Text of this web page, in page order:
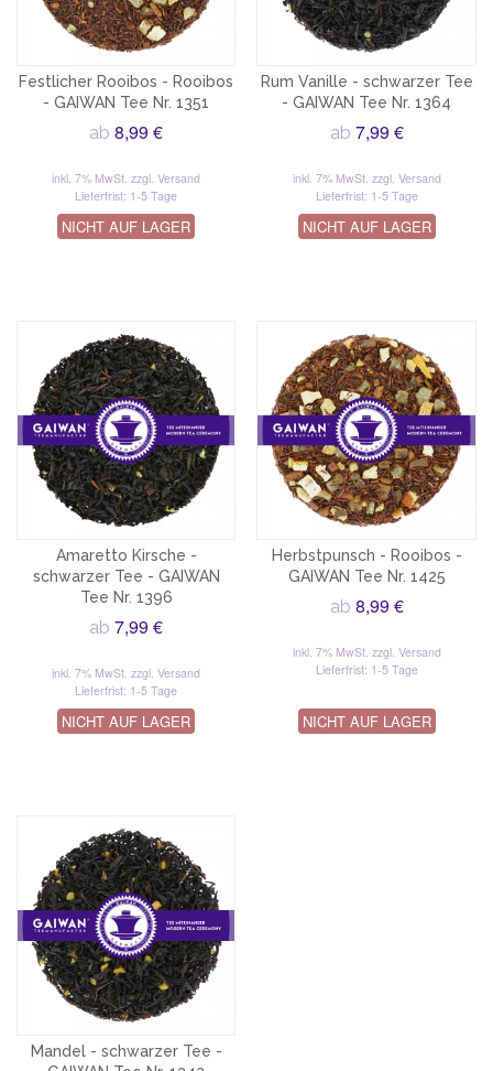
Festlicher Rooibos - Rooibos
- GAIWAN Tee Nr. 1351
ab8,99 €
inkl. 7% MwSt.zzgl. Versand
Lieferfrist: 1-5 Tage
NICHT AUF LAGER
Rum Vanille - schwarzer Tee
- GAIWAN Tee Nr. 1364
ab 7,99 €
inkl. 7% MwSt. zzgl. Versand
Lieferfrist: 1-5 Tage
NICHT AUF LAGER
Amaretto Kirsche -
schwarzer Tee - GAIWAN
Tee Nr. 1396
ab7,99 €
inkl. 7% MwSt.zzgl. Versand
Lieferfrist: 1-5 Tage
NICHT AUF LAGER
Herbstpunsch - Rooibos -
GAIWAN Tee Nr. 1425
ab 8,99 €
inkl. 7% MwSt. zzgl. Versand
Lieferfrist: 1-5 Tage
NICHT AUF LAGER
Mandel - schwarzer Tee -